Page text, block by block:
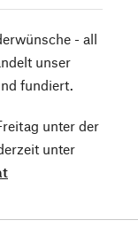
- all
unser
fundiert.
unter der
unter